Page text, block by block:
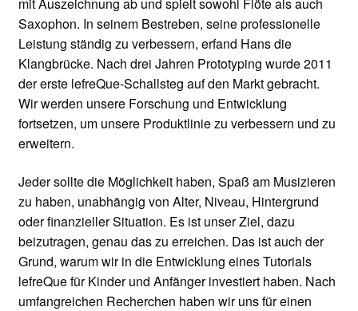
mit Auszeichnung ab und spielt sowohl Flöte als auch
Saxophon. In seinem Bestreben, seine professionelle
Leistung ständig zu verbessern, erfand Hans die
Klangbrücke. Nach drei Jahren Prototyping wurde 2011
der erste lefreQue-Schallsteg auf den Markt gebracht.
Wir werden unsere Forschung und Entwicklung
fortsetzen, um unsere Produktlinie zu verbessern und zu
erweitern.
Jeder sollte die Möglichkeit haben, Spaß am Musizieren
zu haben, unabhängig von Alter, Niveau, Hintergrund
oder finanzieller Situation. Es ist unser Ziel, dazu
beizutragen, genau das zu erreichen. Das ist auch der
Grund, warum wir in die Entwicklung eines Tutorials
lefreQue für Kinder und Anfänger investiert haben. Nach
umfangreichen Recherchen haben wir uns für einen